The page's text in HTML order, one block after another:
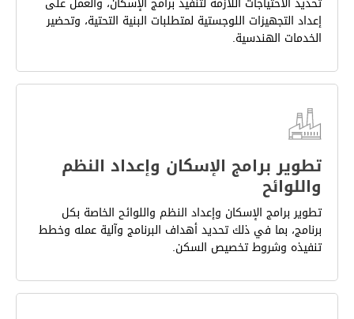
إعداد التجهيزات اللوجستية لمتطلبات البنية التحتية، وتحضير
الخدمات الهندسية.
تطوير برامج الإسكان وإعداد النظم
واللوائح
تطوير برامج الإسكان وإعداد النظم واللوائح الخاصة بكل
برنامج، بما في ذلك تحديد أهداف البرنامج وآلية عمله وخطط
تنفيذه وشروط تخصيص السكن.